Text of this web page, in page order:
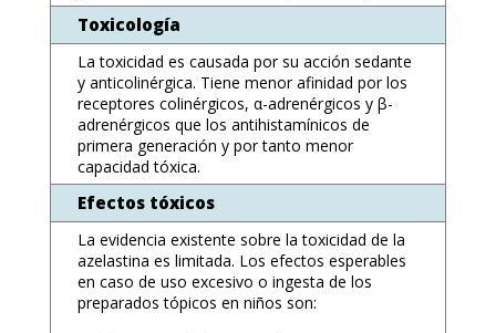
Toxicología
La toxicidad es causada por su acción sedante
y anticolinérgica. Tiene menor afinidad por los
receptores colinérgicos, α-adrenérgicos y β-
adrenérgicos que los antihistamínicos de
primera generación y por tanto menor
capacidad tóxica.
Efectos tóxicos
La evidencia existente sobre la toxicidad de la
azelastina es limitada. Los efectos esperables
en caso de uso excesivo o ingesta de los
preparados tópicos en niños son: